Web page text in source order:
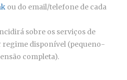
ou do email/telefone de cada
sobre os serviços de
regime disponível (pequeno-
completa).